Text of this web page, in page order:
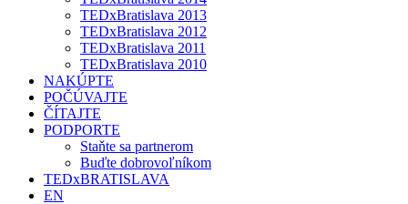
TEDxBratislava 2013
TEDxBratislava 2012
TEDxBratislava 2011
TEDxBratislava 2010
NAKÚPTE
POČÚVAJTE
ČÍTAJTE
PODPORTE
Staňte sa partnerom
Buďte dobrovoľníkom
TEDxBRATISLAVA
EN